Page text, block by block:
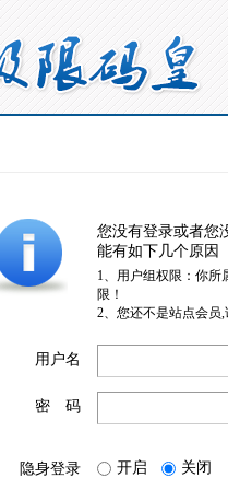
您没有登录或者您
能有如下几个原因
1、用户组权限：你所
限！
2、您还不是站点会员
用户名
密 码
隐身登录 开启 关闭